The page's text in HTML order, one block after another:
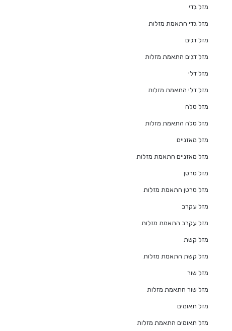
מזל גדי
מזל גדי התאמת מזלות
מזל דגים
מזל דגים התאמת מזלות
מזל דלי
מזל דלי התאמת מזלות
מזל טלה
מזל טלה התאמת מזלות
מזל מאזניים
מזל מאזניים התאמת מזלות
מזל סרטן
מזל סרטן התאמת מזלות
מזל עקרב
מזל עקרב התאמת מזלות
מזל קשת
מזל קשת התאמת מזלות
מזל שור
מזל שור התאמת מזלות
מזל תאומים
מזל תאומים התאמת מזלות